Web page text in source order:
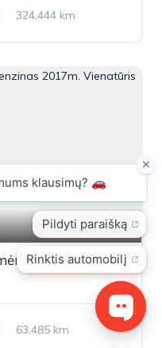
324,444 km
18
Ford B-MAX nuo 123 €/ mėn Benzinas 2017m. Vienatūris Mechaninė
63,485 km